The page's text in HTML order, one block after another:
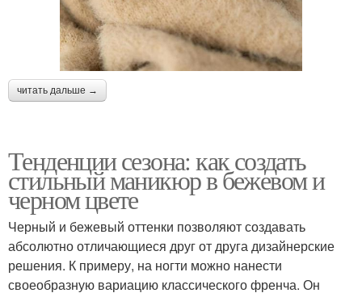
читать дальше →
Тенденции сезона: как создать
стильный маникюр в бежевом и
черном цвете
Черный и бежевый оттенки позволяют создавать
абсолютно отличающиеся друг от друга дизайнерские
решения. К примеру, на ногти можно нанести
своеобразную вариацию классического френча. Он